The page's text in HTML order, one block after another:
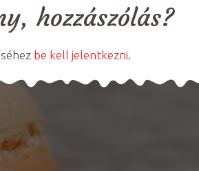
hozzászólás?
be kell jelentkezni.